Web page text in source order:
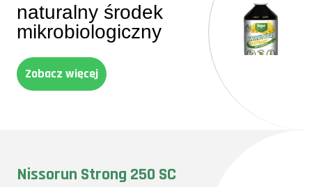
naturalny środek
mikrobiologiczny
Zobacz więcej
Nissorun Strong 250 SC